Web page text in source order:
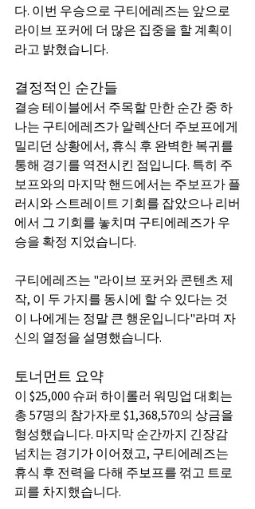
다. 이번 우승으로 구티에레즈는 앞으로
라이브 포커에 더 많은 집중을 할 계획이
라고 밝혔습니다.
결정적인 순간들
결승 테이블에서 주목할 만한 순간 중 하
나는 구티에레즈가 알렉산더 주보프에게
밀리던 상황에서, 휴식 후 완벽한 복귀를
통해 경기를 역전시킨 점입니다. 특히 주
보프와의 마지막 핸드에서는 주보프가 플
러시와 스트레이트 기회를 잡았으나 리버
에서 그 기회를 놓치며 구티에레즈가 우
승을 확정 지었습니다.
구티에레즈는 "라이브 포커와 콘텐츠 제
작, 이 두 가지를 동시에 할 수 있다는 것
이 나에게는 정말 큰 행운입니다"라며 자
신의 열정을 설명했습니다.
토너먼트 요약
이 $25,000 슈퍼 하이롤러 워밍업 대회는
총 57명의 참가자로 $1,368,570의 상금을
형성했습니다. 마지막 순간까지 긴장감
넘치는 경기가 이어졌고, 구티에레즈는
휴식 후 전력을 다해 주보프를 꺾고 트로
피를 차지했습니다.